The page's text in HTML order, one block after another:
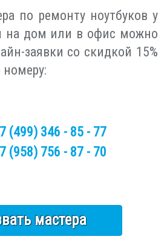
по ремонту ноутбуков у
на дом или в офис можно
заявки со скидкой 15%
(499) 346 - 85 - 77
(958) 756 - 87 - 70
мастера